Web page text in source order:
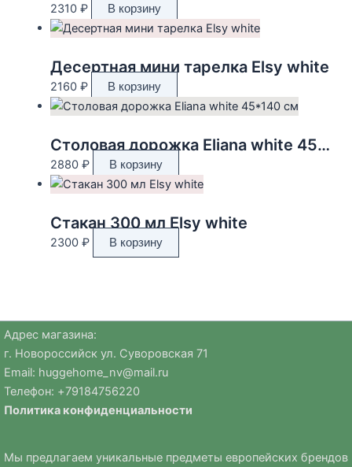
2310 ₽ В корзину
Десертная мини тарелка Elsy white
2160 ₽ В корзину
Столовая дорожка Eliana white 45*140 см
2880 ₽ В корзину
Стакан 300 мл Elsy white
2300 ₽ В корзину
Адрес магазина:
г. Новороссийск ул. Суворовская 71
Email: huggehome_nv@mail.ru
Телефон: +79184756220
Политика конфиденциальности
Мы предлагаем уникальные предметы европейских брендов